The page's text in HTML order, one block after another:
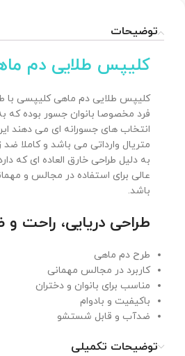
توضیحات
کلیپس طلایی دم
کلیپس طلایی دم ماهی کلیپسی با
فرد مخصوصا بانوان جسور بوده که
انتخاب های جسورانه ای می دهند
متریال وارداتی می باشد و کاملا
به دلیل طراحی خارق العاده ای که
عالی برای استفاده در مجالس و
باشد.
طراحی دریایی،
طرح دم ماهی
کاربرد در مجالس مهمانی
مناسب برای بانوان و دختران
باکیفیت و بادوام
ضدآب و قابل شستشو
توضیحات تکمیلی